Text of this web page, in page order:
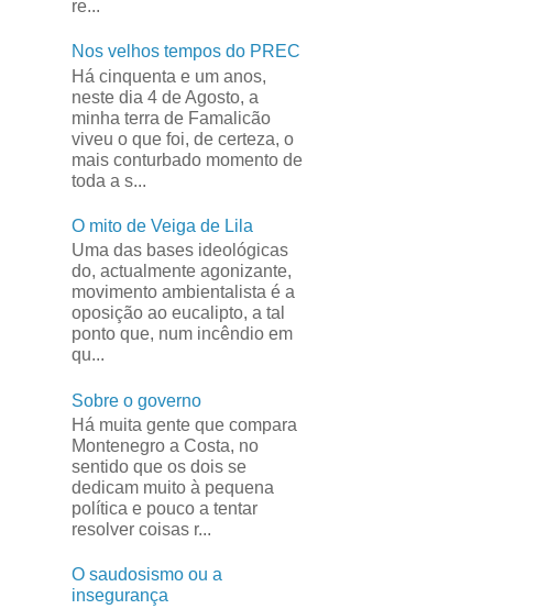
re...
Nos velhos tempos do PREC
Há cinquenta e um anos,
neste dia 4 de Agosto, a
minha terra de Famalicão
viveu o que foi, de certeza, o
mais conturbado momento de
toda a s...
O mito de Veiga de Lila
Uma das bases ideológicas
do, actualmente agonizante,
movimento ambientalista é a
oposição ao eucalipto, a tal
ponto que, num incêndio em
qu...
Sobre o governo
Há muita gente que compara
Montenegro a Costa, no
sentido que os dois se
dedicam muito à pequena
política e pouco a tentar
resolver coisas r...
O saudosismo ou a
insegurança